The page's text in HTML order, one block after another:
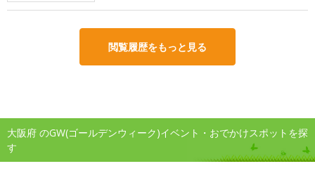
閲覧履歴をもっと見る
大阪府 のGW(ゴールデンウィーク)イベント・おでかけスポットを探
す